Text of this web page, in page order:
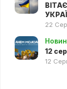
22
12
12